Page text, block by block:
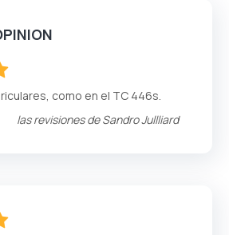
como en el TC 446s.
las revisiones deSandro Jullliard